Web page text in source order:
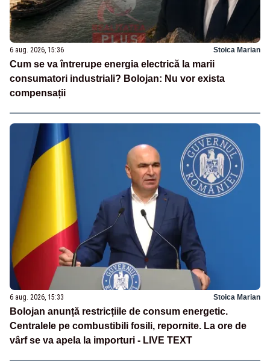
6 aug. 2026, 15:36 Stoica Marian
Cum se va întrerupe energia electrică la marii
consumatori industriali? Bolojan: Nu vor exista
compensații
6 aug. 2026, 15:33 Stoica Marian
Bolojan anunță restricțiile de consum energetic.
Centralele pe combustibili fosili, repornite. La ore de
vârf se va apela la importuri - LIVE TEXT